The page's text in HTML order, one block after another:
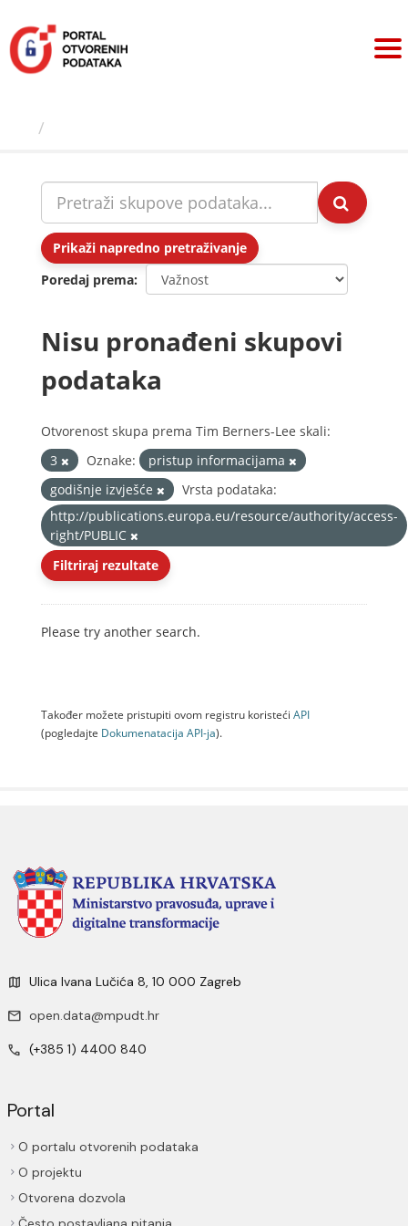
sadržaj
Prikaži napredno pretraživanje
Poredaj prema
Nisu pronađeni skupovi
podataka
Otvorenost skupa prema Tim Berners-Lee skali:
3
Oznake:
pristup informacijama
godišnje izvješće
Vrsta podataka:
http://publications.europa.eu/resource/authority/access-
right/PUBLIC
Filtriraj rezultate
Please try another search.
Također možete pristupiti ovom registru koristeći API
(pogledajte Dokumenаtаcijа API-jа).